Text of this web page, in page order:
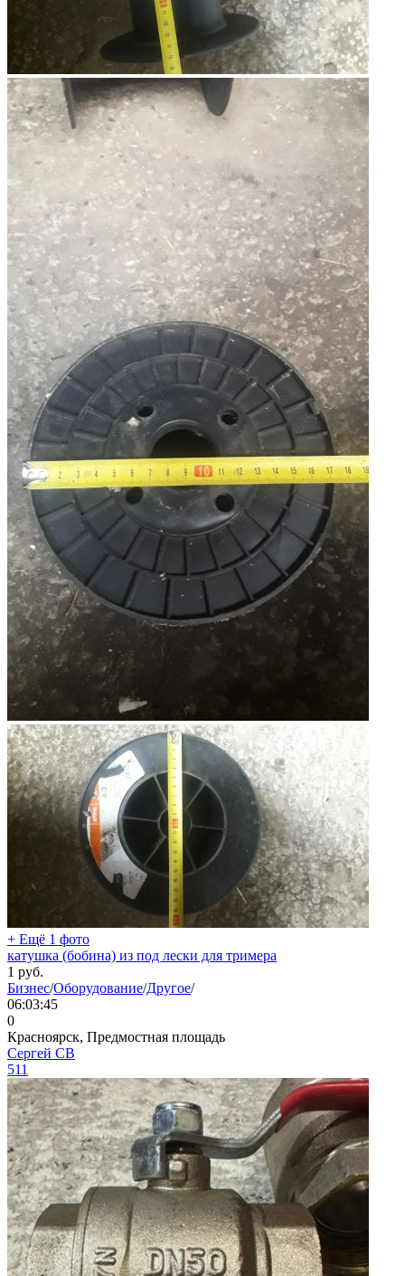
+ Ещё 1 фото
катушка (бобина) из под лески для тримера
1 руб.
Бизнес/Оборудование/Другое/
06:03:45
0
Красноярск, Предмостная площадь
Сергей СВ
511